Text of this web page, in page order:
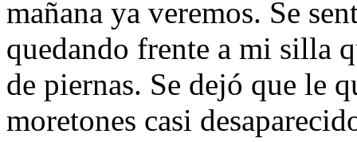
mañana ya veremos. Se
quedando frente a mi silla
de piernas. Se dejó que le
moretones casi